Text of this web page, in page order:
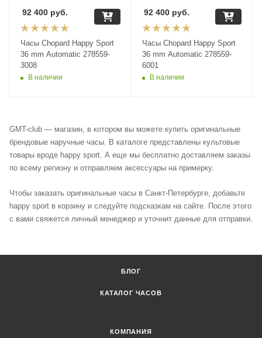
Часы Chopard Happy Sport
36 mm Automatic 278559-
3008
В наличии
92 400 руб.
Часы Chopard Happy Sport
36 mm Automatic 278559-
6001
В наличии
92 400руб.
GMT-club — магазин, в котором вы можете купить оригинальные
брендовые наручные часы. В каталоге представлены культовые
товары вроде happy sport. А еще мы бесплатно доставляем заказы
по всему региону и отправляем аксессуары на примерку.
Чтобы заказать оригинальные часы в Санкт-Петербурге, добавьте
happy sport в корзину и следуйте подсказкам на сайте. После этого
с вами свяжется личный менеджер и уточнит данные для отправки.
БЛОГ
КАТАЛОГ ЧАСОВ
КОМПАНИЯ